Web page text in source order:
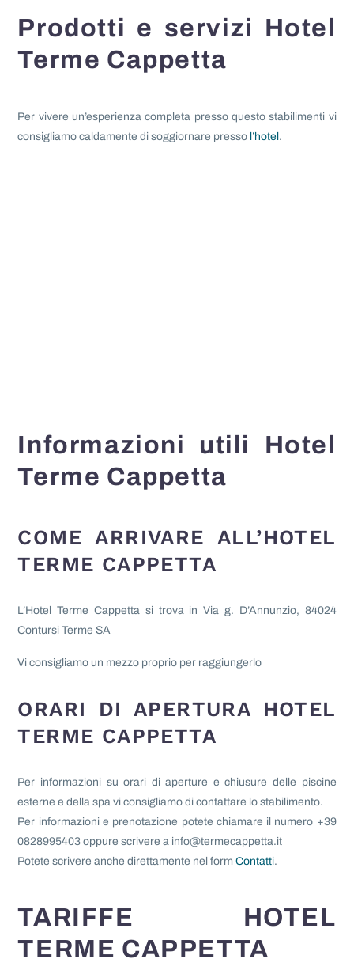
Prodotti e servizi Hotel
Terme Cappetta
Per vivere un’esperienza completa presso questo stabilimenti vi
consigliamo caldamente di soggiornare presso l’hotel.
Informazioni utili Hotel
Terme Cappetta
COME ARRIVARE ALL’HOTEL
TERME CAPPETTA
L’Hotel Terme Cappetta si trova in Via g. D’Annunzio, 84024
Contursi Terme SA
Vi consigliamo un mezzo proprio per raggiungerlo
ORARI DI APERTURA HOTEL
TERME CAPPETTA
Per informazioni su orari di aperture e chiusure delle piscine
esterne e della spa vi consigliamo di contattare lo stabilimento.
Per informazioni e prenotazione potete chiamare il numero +39
0828995403 oppure scrivere a info@termecappetta.it
Potete scrivere anche direttamente nel formContatti.
TARIFFE HOTEL
TERME CAPPETTA